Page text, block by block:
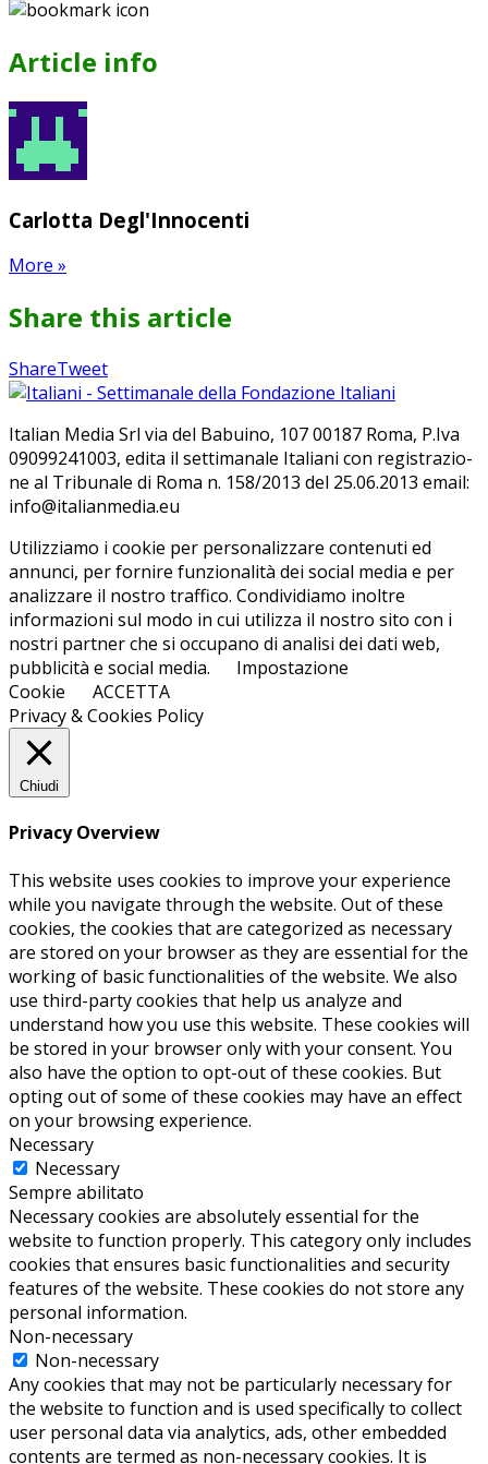
Article info
Carlotta Degl'Innocenti
More »
Share this article
ShareTweetShare
on
Pin
on
Send
with
Ita­lian Me­dia Srl via del Ba­bui­no, 107 00187 Roma, P.Iva
09099241003, edi­ta il set­ti­ma­na­le Ita­lia­ni con re­gi­stra­zio­
ne al Tri­bu­na­le di Roma n. 158/​2013 del 25.06.2013 email:
info@ita­lian­me­dia.eu
Utilizziamo i cookie per personalizzare contenuti ed
annunci, per fornire funzionalità dei social media e per
analizzare il nostro traffico. Condividiamo inoltre
informazioni sul modo in cui utilizza il nostro sito con i
nostri partner che si occupano di analisi dei dati web,
pubblicità e social media.
Impostazione
Cookie
ACCETTA
Privacy & Cookies Policy
Chiudi
Privacy Overview
This website uses cookies to improve your experience
while you navigate through the website. Out of these
cookies, the cookies that are categorized as necessary
are stored on your browser as they are essential for the
working of basic functionalities of the website. We also
use third-party cookies that help us analyze and
understand how you use this website. These cookies will
be stored in your browser only with your consent. You
also have the option to opt-out of these cookies. But
opting out of some of these cookies may have an effect
on your browsing experience.
Necessary
Necessary
Sempre abilitato
Necessary cookies are absolutely essential for the
website to function properly. This category only includes
cookies that ensures basic functionalities and security
features of the website. These cookies do not store any
personal information.
Non-necessary
Non-necessary
Any cookies that may not be particularly necessary for
the website to function and is used specifically to collect
user personal data via analytics, ads, other embedded
contents are termed as non-necessary cookies. It is